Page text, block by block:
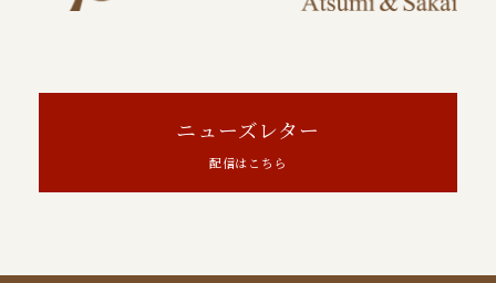
ニューズレター
配信はこちら